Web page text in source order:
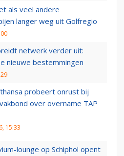
als veel andere
langer weg uit Golfregio
netwerk verder uit:
nieuwe bestemmingen
probeert onrust bij
over overname TAP
15:33
lounge op Schiphol opent